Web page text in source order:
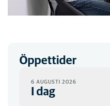
Öppettider
6 AUGUSTI 2026
I dag